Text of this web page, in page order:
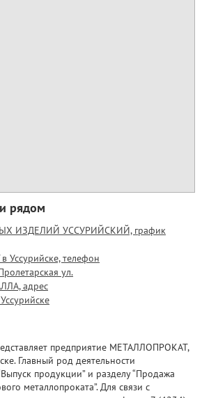
рядом
ИЗДЕЛИЙ УССУРИЙСКИЙ, график
Уссурийске, телефон
ул.
адрес
предприятие МЕТАЛЛОПРОКАТ,
Главный род деятельности
продукции” и разделу “Продажа
металлопроката”. Для связи с